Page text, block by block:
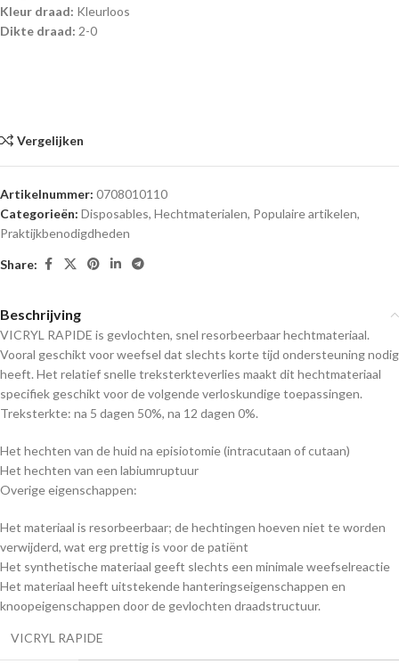
Kleur draad: Kleurloos
Dikte draad: 2-0
Vergelijken
Artikelnummer: 0708010110
Categorieën: Disposables, Hechtmaterialen, Populaire artikelen,
Praktijkbenodigdheden
Share:
Beschrijving
VICRYL RAPIDE is gevlochten, snel resorbeerbaar hechtmateriaal.
Vooral geschikt voor weefsel dat slechts korte tijd ondersteuning nodig
heeft. Het relatief snelle treksterkteverlies maakt dit hechtmateriaal
specifiek geschikt voor de volgende verloskundige toepassingen.
Treksterkte: na 5 dagen 50%, na 12 dagen 0%.
Het hechten van de huid na episiotomie (intracutaan of cutaan)
Het hechten van een labiumruptuur
Overige eigenschappen:
Het materiaal is resorbeerbaar; de hechtingen hoeven niet te worden
verwijderd, wat erg prettig is voor de patiënt
Het synthetische materiaal geeft slechts een minimale weefselreactie
Het materiaal heeft uitstekende hanteringseigenschappen en
knoopeigenschappen door de gevlochten draadstructuur.
VICRYL RAPIDE